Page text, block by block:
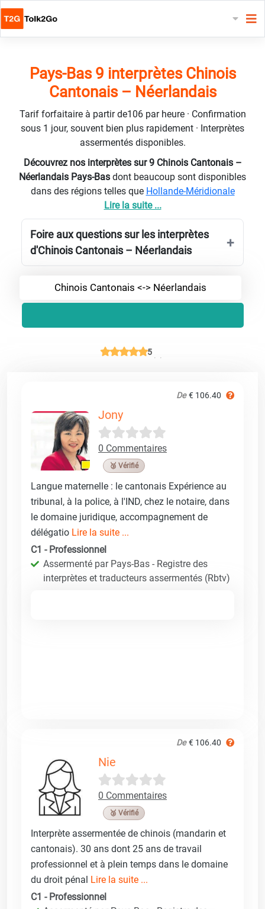
Pays-Bas 9 interprètes Chinois
Cantonais – Néerlandais
Tarif forfaitaire à partir de106 par heure · Confirmation
sous 1 jour, souvent bien plus rapidement · Interprètes
assermentés disponibles.
Découvrez nos interprètes sur 9 Chinois Cantonais –
Néerlandais Pays-Bas dont beaucoup sont disponibles
dans des régions telles que Hollande-Méridionale
Lire la suite ...
Foire aux questions sur les interprètes
d'Chinois Cantonais – Néerlandais
Chinois Cantonais <-> Néerlandais
5
De € 106.40
Jony
0 Commentaires
🥉 Vérifié
Langue maternelle : le cantonais Expérience au
tribunal, à la police, à l'IND, chez le notaire, dans
le domaine juridique, accompagnement de
délégatio Lire la suite ...
C1 - Professionnel
Assermenté par Pays-Bas - Registre des
interprètes et traducteurs assermentés (Rbtv)
De € 106.40
Nie
0 Commentaires
🥉 Vérifié
Interprète assermentée de chinois (mandarin et
cantonais). 30 ans dont 25 ans de travail
professionnel et à plein temps dans le domaine
du droit pénal Lire la suite ...
C1 - Professionnel